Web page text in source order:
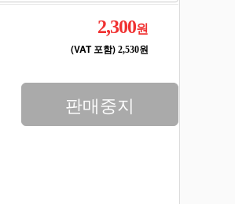
2,300원
(VAT 포함) 2,530원
판매중지